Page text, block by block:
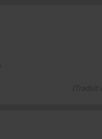
(Traduit